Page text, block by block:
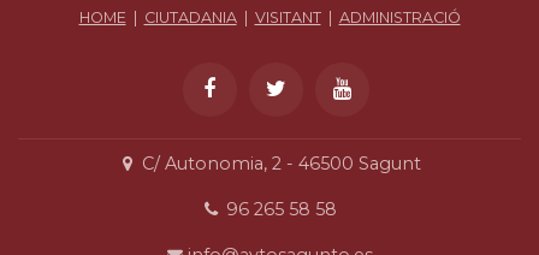
HOME | CIUTADANIA| VISITANT| ADMINISTRACIÓ
C/ Autonomia, 2 - 46500 Sagunt
96 265 58 58